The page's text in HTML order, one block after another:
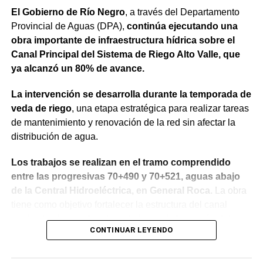
beneficios de estas inversiones”.
Weretilneck estuvo acompañado por los ministros de
Desarrollo Económico y Productivo, Carlos Banacloy; de
Salud, Demetrio Thalasselis y de Hacienda, Gabriel
Provincial de Coordinación y Ejecución del
Financiamiento Externo (UPCEFE), Martín Camiña.
Los proyectos
El programa reúne cinco proyectos estratégicos. En
Guardia Mitre se construirán 85 km de nueva red eléctrica
presurizado y reducirá más de 50% el costo energético
por hectárea.
El Gobierno de Río Negro, a través del Departamento
Provincial de Aguas (DPA), continúa ejecutando una
obra importante de infraestructura hídrica sobre el
Canal Principal del Sistema de Riego Alto Valle, que
ya alcanzó un 80% de avance.
La intervención se desarrolla durante la temporada de
veda de riego, una etapa estratégica para realizar tareas
de mantenimiento y renovación de la red sin afectar la
distribución de agua.
Los trabajos se realizan en el tramo comprendido
entre las progresivas 70+490 y 70+521, aguas abajo
de la Central Hidroeléctrica, en General Roca.
La obra
mediante el recambio de siete losas de hormigón del
revestimiento del talud sobre la margen derecha, la
vereda, mejorando la seguridad y el funcionamiento del
CONTINUAR LEYENDO